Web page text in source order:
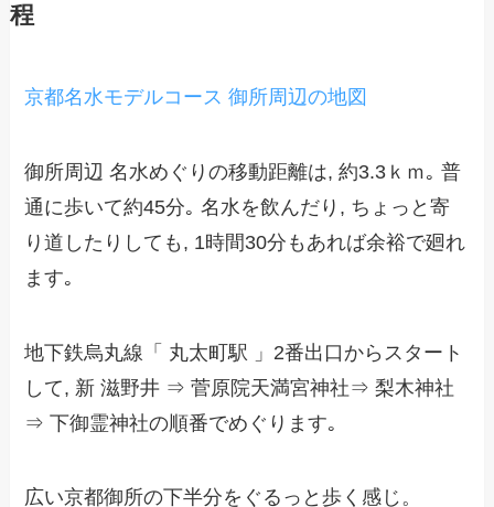
程
京都名水モデルコース 御所周辺の地図
御所周辺 名水めぐりの移動距離は, 約3.3ｋｍ｡ 普
通に歩いて約45分｡ 名水を飲んだり, ちょっと寄
り道したりしても, 1時間30分もあれば余裕で廻れ
ます｡
地下鉄烏丸線「 丸太町駅 」2番出口からスタート
して, 新 滋野井 ⇒ 菅原院天満宮神社⇒ 梨木神社
⇒ 下御霊神社の順番でめぐります｡
広い京都御所の下半分をぐるっと歩く感じ。